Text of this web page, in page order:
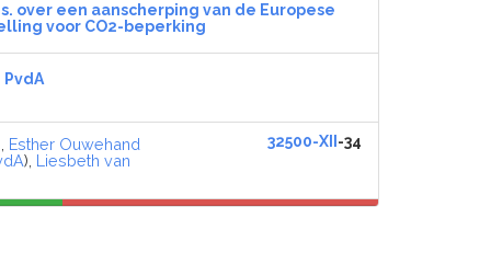
over een aanscherping van de Europese
voor CO2-beperking
PvdA
Esther Ouwehand
), Liesbeth van
32500-XII -34